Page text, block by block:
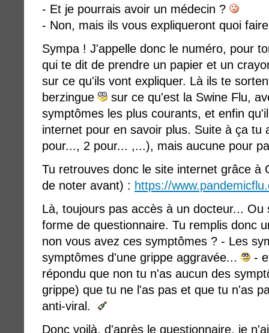
- Et je pourrais avoir un médecin ?
- Non, mais ils vous expliqueront quoi
Sympa ! J'appelle donc le numéro, pour
qui te dit de prendre un papier et un
sur ce qu'ils vont expliquer. Là ils te
berzingue
sur ce qu'est la Swine Flu,
symptômes les plus courants, et enfin
internet pour en savoir plus. Suite à ça tu
pour..., 2 pour... ,...), mais aucune pour
Tu retrouves donc le site internet grâce à
de noter avant) : https://
Là, toujours pas accès à un docteur... Ou
forme de questionnaire. Tu remplis donc
non vous avez ces symptômes ? - Les
symptômes d'une grippe aggravée...
-
répondu que non tu n'as aucun des
grippe) que tu ne l'as pas et que tu n'as
anti-viral.
Donc voilà, d'après le questionnaire, je